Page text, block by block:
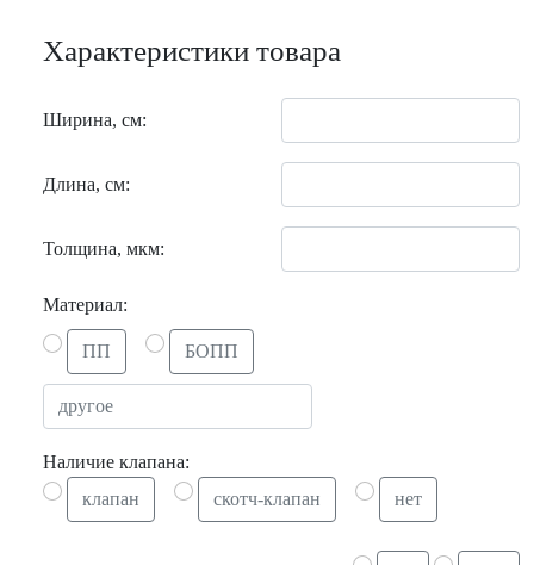
Характеристики товара
Ширина, см:
Длина, см:
Толщина, мкм:
Материал:
ПП БОПП
Наличие клапана:
клапан
скотч-клапан нет